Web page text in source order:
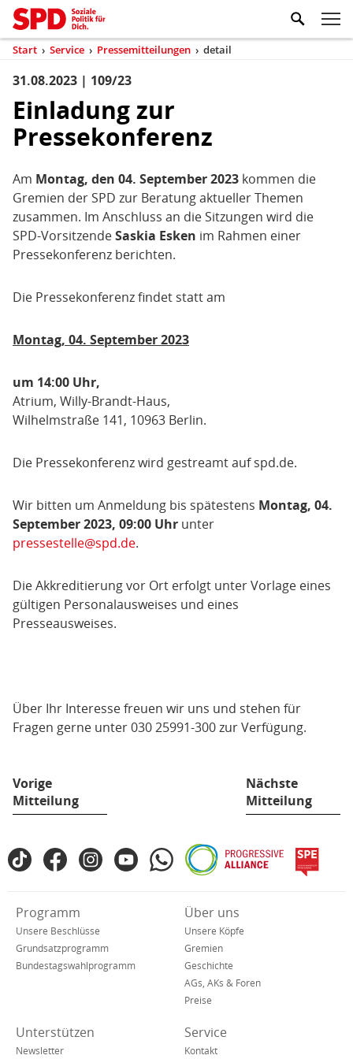
Kopfbereich
Sprungmarken-
Navigation
Zum Inhaltsbereich der Seite
Hauptnavigation
Sie
sind
Start › Service › Pressemitteilungen › detail
Inhaltsbereich
Pressemitteilung
31.08.2023 | 109/23
Einladung zur
Pressekonferenz
Am Montag, den 04. September 2023 kommen die
Gremien der SPD zur Beratung aktueller Themen
zusammen. Im Anschluss an die Sitzungen wird die
SPD-VorsitzendeSaskia Esken im Rahmen einer
Pressekonferenz berichten.
Die Pressekonferenz findet statt am
Montag, 04. September 2023
um 14:00 Uhr,
Atrium, Willy-Brandt-Haus,
Wilhelmstraße 141, 10963 Berlin.
Die Pressekonferenz wird gestreamt auf spd.de.
Wir bitten um Anmeldung bis spätestens Montag, 04.
September 2023, 09:00 Uhr unter
pressestelle@spd.de.
Die Akkreditierung vor Ort erfolgt unter Vorlage eines
gültigen Personalausweises und eines
Presseausweises.
Über Ihr Interesse freuen wir uns und stehen für
Fragen gerne unter 030 25991-300 zur Verfügung.
Vorige
Mitteilung
Nächste
Mitteilung
Fußbereich
SPD
sozialen
Netzwerken
TikTokFacebookInstagramYouTubeWhatsAppProgressive
Alliance
Verkürzte
Navigation
Programm
Unsere Beschlüsse
Grundsatzprogramm
Bundestagswahlprogramm
Über uns
Unsere Köpfe
Gremien
Geschichte
AGs, AKs & Foren
Preise
Unterstützen
Newsletter
Service
Kontakt